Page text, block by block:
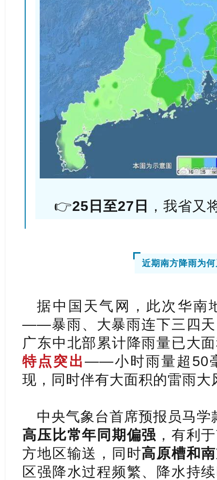
👉25日至27日 ，我省又
近期南方降雨为
据中国天气网，此次华南
——暴雨、大暴雨连下三四
广东中北部累计降雨量已大
特点突出——小时雨量超50
现，同时伴有大面积的雷雨大
中央气象台首席预报员马
高压比常年同期偏强 ，有利
方地区输送，同时高原槽和
区强降水过程频繁、降水持